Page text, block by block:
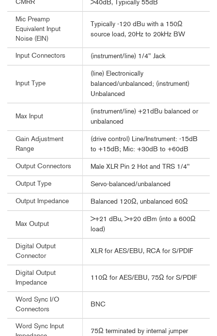
CMRR >40dB, Typically 55dB
Mic Preamp
Equivalent Input
Noise (EIN)
Typically -120 dBu with a 150Ω
source load, 20Hz to 20kHz BW
Input Connectors (instrument/line) 1/4" Jack
Input Type
(line) Electronically
balanced/unbalanced; (instrument)
Unbalanced
Max Input
(instrument/line) +21dBu balanced or
unbalanced
Gain Adjustment
Range
(drive control) Line/Instrument: -15dB
to +15dB; Mic: +30dB to +60dB
Output Connectors Male XLR Pin 2 Hot and TRS 1/4"
Output Type Servo-balanced/unbalanced
Output Impedance Balanced 120Ω, unbalanced 60Ω
Max Output
>+21 dBu, >+20 dBm (into a 600Ω
load)
Digital Output
Connector
XLR for AES/EBU, RCA for S/PDIF
Digital Output
Impedance
110Ω for AES/EBU, 75Ω for S/PDIF
Word Sync I/O
Connectors
BNC
Word Sync Input
75Ω terminated by internal jumper